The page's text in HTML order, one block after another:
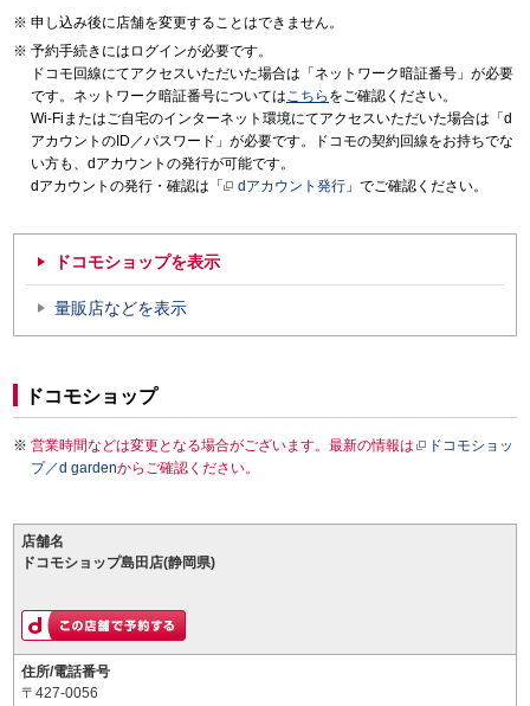
申し込み後に店舗を変更することはできません。
予約手続きにはログインが必要です。
ドコモ回線にてアクセスいただいた場合は「ネットワーク暗証番号」が必要
です。ネットワーク暗証番号についてはこちら をご確認ください。
Wi-Fiまたはご自宅のインターネット環境にてアクセスいただいた場合は「d
アカウントのID／パスワード」が必要です。ドコモの契約回線をお持ちでな
い方も、dアカウントの発行が可能です。
dアカウントの発行・確認は「
dアカウント発行 」でご確認ください。
ドコモショップを表示
量販店などを表示
ドコモショップ
営業時間などは変更となる場合がございます。最新の情報は
ドコモショッ
プ／d gardenからご確認ください。
店舗名
ドコモショップ島田店(静岡県)
住所/電話番号
〒427-0056